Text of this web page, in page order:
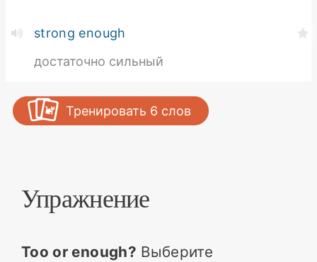
strong enough
достаточно сильный
Тренировать 6 слов
Упражнение
Too or enough? Выберите